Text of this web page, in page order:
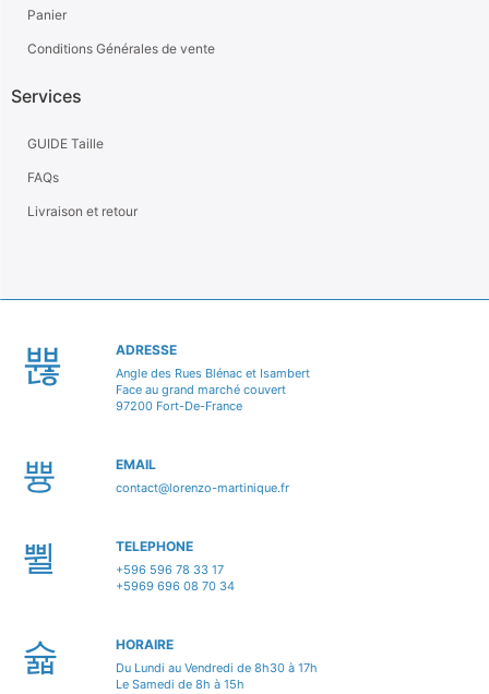
Panier
Conditions Générales de vente
Services
GUIDE Taille
FAQs
Livraison et retour
ADRESSE
Angle des Rues Blénac et Isambert
Face au grand marché couvert
97200 Fort-De-France
EMAIL
contact@lorenzo-martinique.fr
TELEPHONE
+596 596 78 33 17
+5969 696 08 70 34
HORAIRE
Du Lundi au Vendredi de 8h30 à 17h
Le Samedi de 8h à 15h